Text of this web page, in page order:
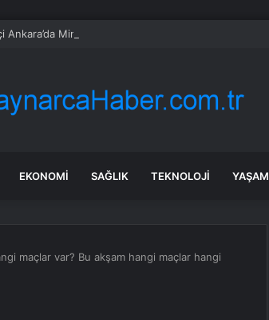
Mindere Çıktı
EKONOMI SAĞLIK TEKNOLOJI YAŞAM
maçlar var? Bu akşam hangi maçlar hangi